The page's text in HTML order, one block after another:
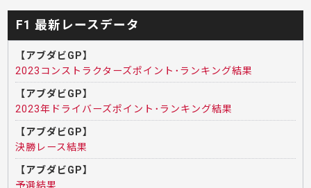
F1 最新レースデータ
【アブダビGP】
2023コンストラクターズポイント･ランキング結果
【アブダビGP】
2023年ドライバーズポイント･ランキング結果
【アブダビGP】
決勝レース結果
【アブダビGP】
予選結果